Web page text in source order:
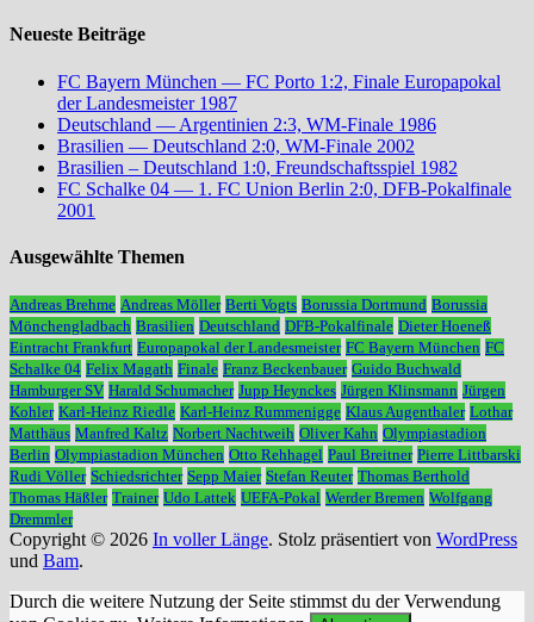
Neueste Beiträge
FC Bayern München — FC Porto 1:2, Finale Europapokal
der Landesmeister 1987
Deutschland — Argentinien 2:3, WM-Finale 1986
Brasilien — Deutschland 2:0, WM-Finale 2002
Brasilien – Deutschland 1:0, Freundschaftsspiel 1982
FC Schalke 04 — 1. FC Union Berlin 2:0, DFB-Pokalfinale
2001
Ausgewählte Themen
Andreas Brehme Andreas Möller Berti Vogts Borussia Dortmund Borussia
Mönchengladbach Brasilien Deutschland DFB-Pokalfinale Dieter Hoeneß
Eintracht Frankfurt Europapokal der Landesmeister FC Bayern München FC
Schalke 04 Felix Magath Finale Franz Beckenbauer Guido Buchwald
Hamburger SV Harald Schumacher Jupp Heynckes Jürgen Klinsmann Jürgen
Kohler Karl-Heinz Riedle Karl-Heinz Rummenigge Klaus Augenthaler Lothar
Matthäus Manfred Kaltz Norbert Nachtweih Oliver Kahn Olympiastadion
Berlin Olympiastadion München Otto Rehhagel Paul Breitner Pierre Littbarski
Rudi Völler Schiedsrichter Sepp Maier Stefan Reuter Thomas Berthold
Thomas Häßler Trainer Udo Lattek UEFA-Pokal Werder Bremen Wolfgang
Dremmler
Copyright © 2026 In voller Länge. Stolz präsentiert von WordPress
und Bam.
Durch die weitere Nutzung der Seite stimmst du der Verwendung